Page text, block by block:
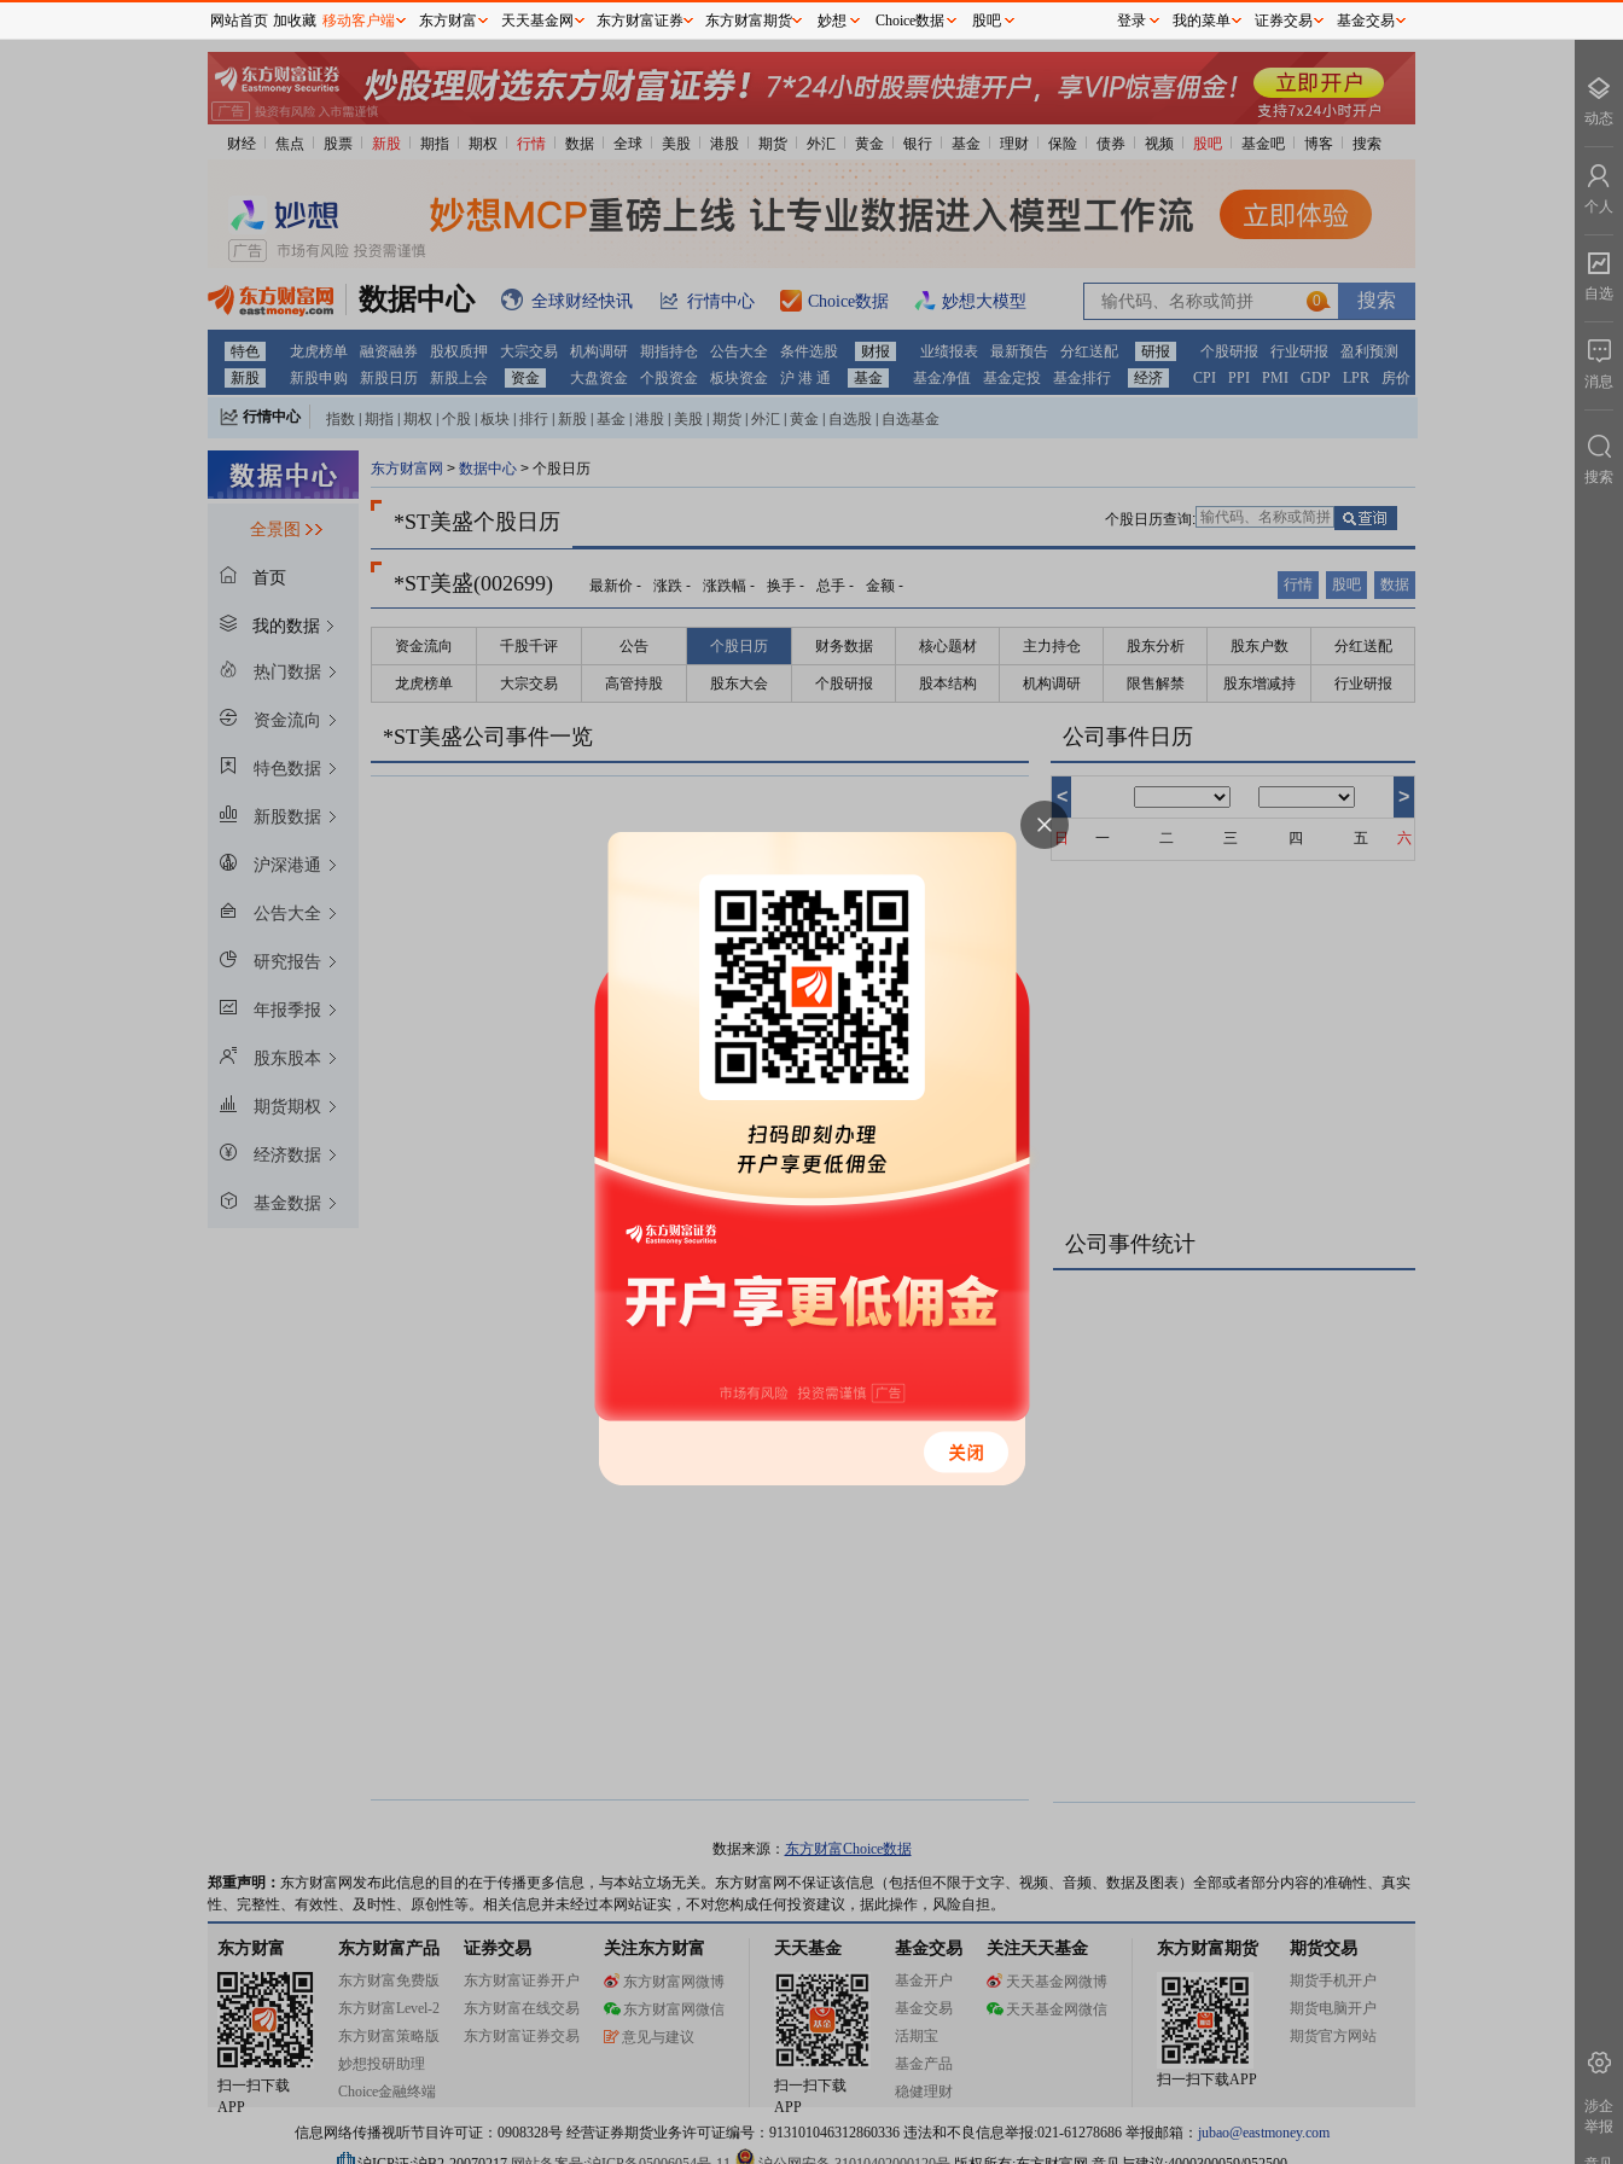
财经 焦点 股票 新股 期指 期权 行情 数据 全球 美股 港股 期货 外汇 黄金 银行 基金 理财 保险 债券 视频 股吧 基金吧 博客 搜索
数据中心 全球财经快讯 行情中心 Choice数据 妙想大模型 0
特色 龙虎榜单 融资融券 股权质押 大宗交易 机构调研 期指持仓 公告大全 条件选股 财报 业绩报表 最新预告 分红送配 研报 个股研报 行业研报
盈利预测
新股
新股申购 新股日历 新股上会 资金 大盘资金 个股资金 板块资金 沪 港 通 基金 基金净值 基金定投 基金排行 经济 CPI PPI PMI GDP LPR 房价
行情中心 指数 期指 期权 个股 板块 排行 新股 基金 港股 美股 期货 外汇 黄金 自选股 自选基金
全景图
首页
我的数据
热门数据
资金流向
特色数据
新股数据
沪深港通
公告大全
研究报告
年报季报
股东股本
期货期权
经济数据
基金数据
东方财富网 > 数据中心 > 个股日历
*ST美盛个股日历 个股日历查询:
*ST美盛(002699) 最新价 - 涨跌 - 涨跌幅 - 换手 - 总手 - 金额 - 行情 股吧 数据
资金流向 千股千评 公告 个股日历 财务数据 核心题材 主力持仓 股东分析 股东户数 分红送配
龙虎榜单 大宗交易 高管持股 股东大会 个股研报 股本结构 机构调研 限售解禁 股东增减持 行业研报
*ST美盛公司事件一览 公司事件日历
< >
日 一 二 三 四 五 六
公司事件统计
数据来源： 东方财富Choice数据
郑重声明： 东方财富网发布此信息的目的在于传播更多信息，与本站立场无关。东方财富网不保证该信息（包括但不限于文字、视频、音频、数据及图表）全部或者部分内容的准确性、真实
性、完整性、有效性、及时性、原创性等。相关信息并未经过本网站证实，不对您构成任何投资建议，据此操作，风险自担。
东方财富
扫一扫下载
APP
东方财富产品
东方财富免费版
东方财富Level-2
东方财富策略版
妙想投研助理
Choice金融终端
证券交易
东方财富证券开户
东方财富在线交易
东方财富证券交易
关注东方财富
东方财富网微博
东方财富网微信
意见与建议
天天基金
扫一扫下载
APP
基金交易
基金开户
基金交易
活期宝
基金产品
稳健理财
关注天天基金
天天基金网微博
天天基金网微信
东方财富期货
扫一扫下载APP
期货交易
期货手机开户
期货电脑开户
期货官方网站
信息网络传播视听节目许可证：0908328号 经营证券期货业务许可证编号：913101046312860336 违法和不良信息举报:021-61278686 举报邮箱： jubao@eastmoney.com
网站首页 加收藏 移动客户端 东方财富 天天基金网 东方财富证券 东方财富期货 妙想 Choice数据 股吧 登录 我的菜单 证券交易 基金交易
动态
个人
自选
消息
搜索
涉企
举报